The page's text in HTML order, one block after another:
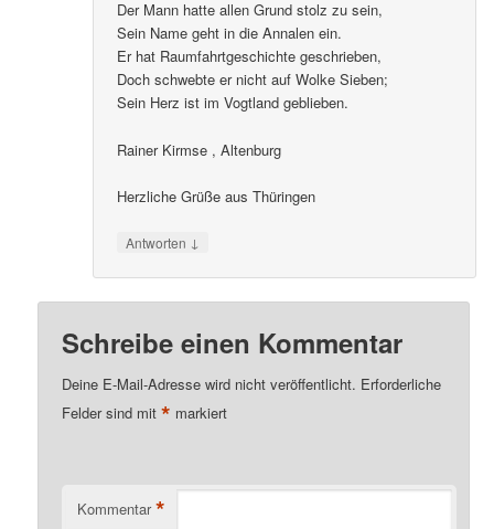
Der Mann hatte allen Grund stolz zu sein,
Sein Name geht in die Annalen ein.
Er hat Raumfahrtgeschichte geschrieben,
Doch schwebte er nicht auf Wolke Sieben;
Sein Herz ist im Vogtland geblieben.
Rainer Kirmse , Altenburg
Herzliche Grüße aus Thüringen
Antworten ↓
Schreibe einen Kommentar
Deine E-Mail-Adresse wird nicht veröffentlicht. Erforderliche
Felder sind mit* markiert
Kommentar *